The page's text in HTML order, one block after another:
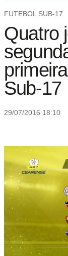
FUTEBOL SUB-17
Quatro
Sub-17
29/07/2016 18:10